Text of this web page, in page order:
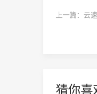
上一篇： 云
猜你喜